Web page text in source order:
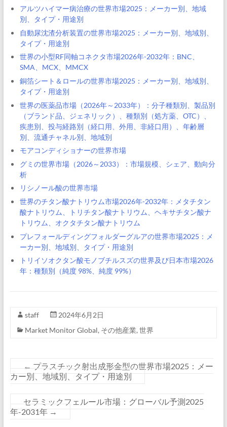
アルツハイマー病治療の世界市場2025：メーカー別、地域
別、タイプ・用途別
自動尿沈渣分析装置の世界市場2025：メーカー別、地域別、
タイプ・用途別
世界の小型RF同軸コネクタ市場2026年-2032年：BNC、
SMA、MCX、MMCX
銅箔シート＆ロールの世界市場2025：メーカー別、地域別、
タイプ・用途別
世界の医薬品市場（2026年～2033年）：分子種類別、製品別
（ブランド品、ジェネリック）、種類別（処方薬、OTC）、
疾患別、投与経路別（経口用、外用、非経口用）、年齢層
別、流通チャネル別、地域別
モアコンディショナーの世界市場
グミの世界市場（2026～2033）：市場規模、シェア、動向分
析
リシノール酸の世界市場
世界のチタン酸ナトリウム市場2026年-2032年：メタチタン
酸ナトリウム、トリチタン酸ナトリウム、ヘキサチタン酸ナ
トリウム、オクタチタン酸ナトリウム
プレフォールディングフォルダーグルアの世界市場2025：メ
ーカー別、地域別、タイプ・用途別
トリイソオクタン酸モノブチルスズの世界及び日本市場2026
年：種類別（純度 98%、純度 99%）
staff
2024年6月2日
Market Monitor Global, その他産業, 世界
← プラスチック射出成形金型の世界市場2025：メー
カー別、地域別、タイプ・用途別
セラミックフェルール市場：グローバル予測2025
年-2031年 →